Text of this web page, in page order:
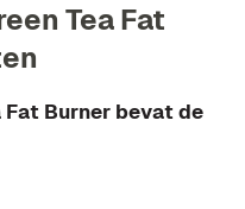
Tea Fat
Fat Burner bevat de